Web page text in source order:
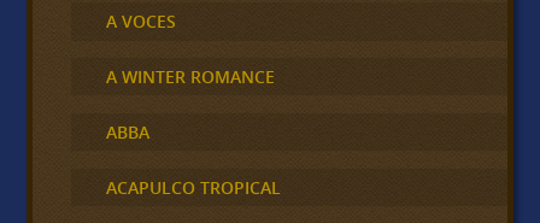
A VOCES
A WINTER ROMANCE
ABBA
ACAPULCO TROPICAL